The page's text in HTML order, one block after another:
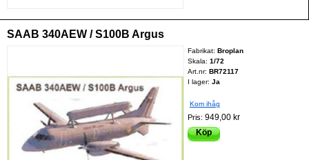
SAAB 340AEW / S100B Argus
Fabrikat: Broplan
Skala: 1/72
Art.nr: BR72117
I lager: Ja
Kom ihåg
Pris: 949,00 kr
Köp